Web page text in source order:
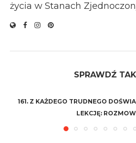
życia w Stanach
SPRAWDŹ
161. Z KAŻDEGO TRUDNEGO
LEKCJĘ: